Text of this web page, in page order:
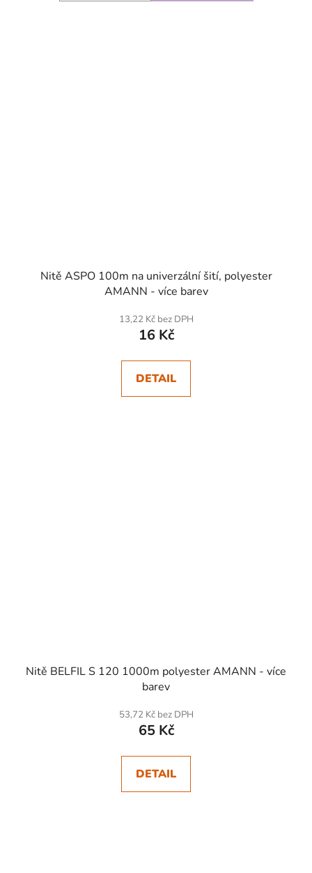
Nitě ASPO 100m na univerzální šití, polyester
AMANN - více barev
13,22 Kč bez DPH
16 Kč
DETAIL
Nitě BELFIL S 120 1000m polyester AMANN - více
barev
53,72 Kč bez DPH
65 Kč
DETAIL